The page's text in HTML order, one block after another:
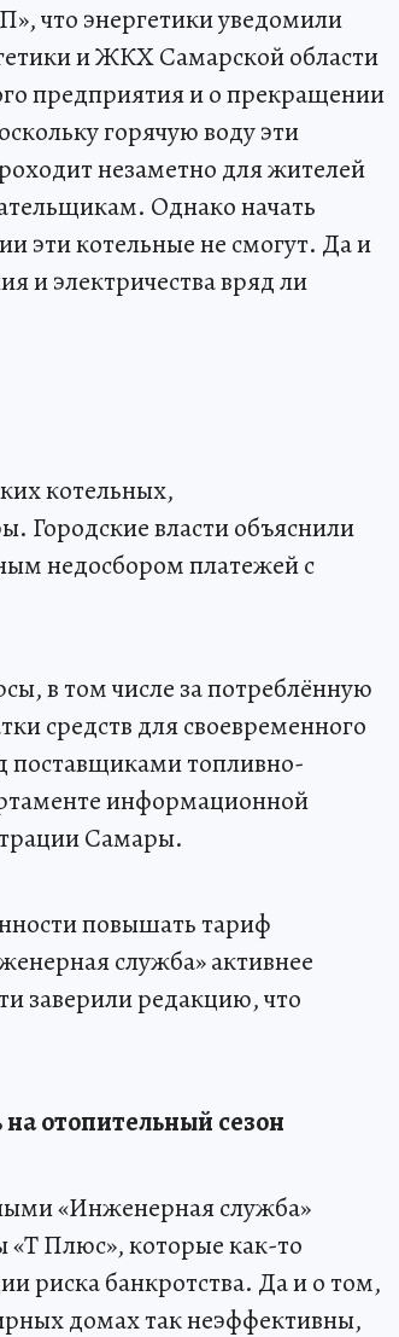
что энергетики уведомили
и ЖКХ Самарской области
предприятия и о прекращении
горячую воду эти
незаметно для жителей
Однако начать
эти котельные не смогут. Да и
и электричества вряд ли
котельных,
Городские власти объяснили
недосбором платежей с
в том числе за потреблённую
средств для своевременного
поставщиками топливно-
информационной
Самары.
повышать тариф
служба» активнее
заверили редакцию, что
отопительный сезон
«Инженерная служба»
«Т Плюс», которые как-то
риска банкротства. Да и о том,
домах так неэффективны,